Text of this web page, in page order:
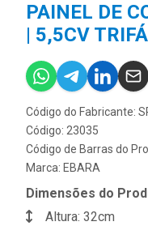
PAINEL DE
| 5,5CV
Código do Fabricante:
Código: 23035
Código de Barras do
Marca: EBARA
Dimensões do
Altura: 32cm